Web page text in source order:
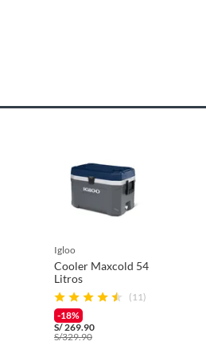
igloo
Cooler Maxcold 54
Litros
(11)
-18%
S/269.90
S/329.90